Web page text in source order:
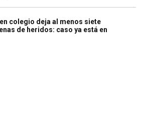
colegio deja al menos siete
de heridos: caso ya está en